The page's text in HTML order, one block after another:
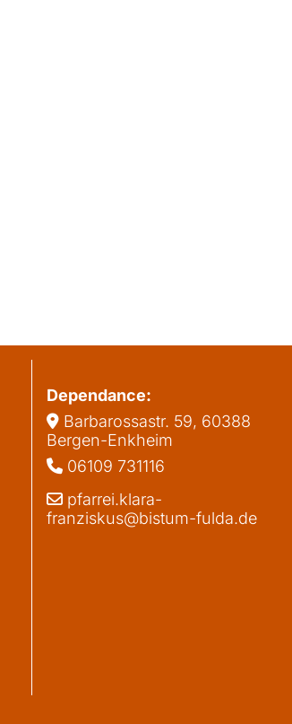
Dependance:
 Barbarossastr. 59, 60388
Bergen-Enkheim
 06109 731116
 pfarrei.klara-
franziskus@bistum-fulda.de